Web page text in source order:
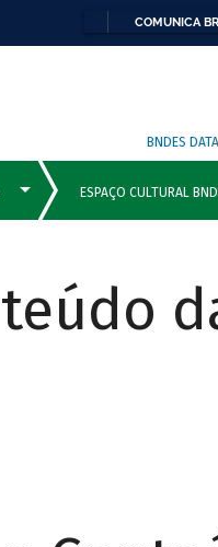
COMUNICA BR
BNDES DATA